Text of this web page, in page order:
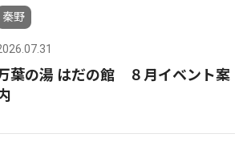
秦野
葉の湯 はだの館 ８月イベント案